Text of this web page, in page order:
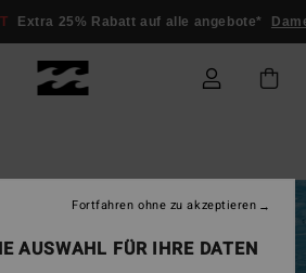
Extra 25% Rabatt auf alle angebote*
AUSWAHL FÜR IHRE DATEN
Fortfahren ohne zu akzeptieren